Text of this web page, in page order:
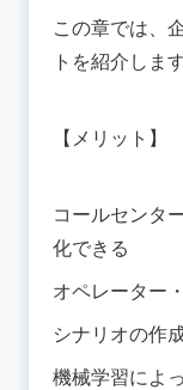
この章では、
トを紹介します
【メリット】
コールセンタ
化できる
オペレーター
シナリオの作
機械学習によ